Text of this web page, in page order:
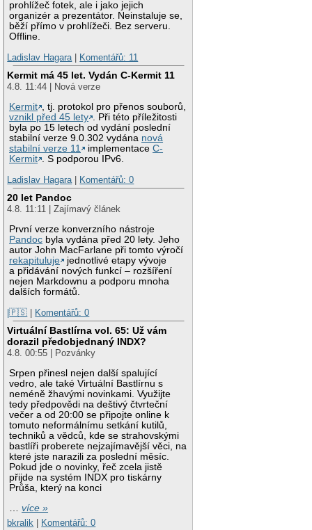
prohlížeč fotek, ale i jako jejich
organizér a prezentátor. Neinstaluje se,
běží přímo v prohlížeči. Bez serveru.
Offline.
Ladislav Hagara | Komentářů: 11
Kermit má 45 let. Vydán C-Kermit 11
4.8. 11:44 | Nová verze
Kermit , tj. protokol pro přenos souborů,
vznikl před 45 lety . Při této příležitosti
byla po 15 letech od vydání poslední
stabilní verze 9.0.302 vydána nová
stabilní verze 11
implementaceC-
Kermit . S podporou IPv6.
Ladislav Hagara | Komentářů: 0
20 let Pandoc
4.8. 11:11 | Zajímavý článek
První verze konverzního nástroje
Pandoc byla vydána před 20 lety. Jeho
autor John MacFarlane při tomto výročí
rekapituluje
jednotlivé etapy vývoje
a přidávání nových funkcí – rozšíření
nejen Markdownu a podporu mnoha
dalších formátů.
|🇵🇸 | Komentářů: 0
Virtuální Bastlírna vol. 65: Už vám
dorazil předobjednaný INDX?
4.8. 00:55 | Pozvánky
Srpen přinesl nejen další spalující
vedro, ale také Virtuální Bastlírnu s
neméně žhavými novinkami. Využijte
tedy předpovědi na deštivý čtvrteční
večer a od 20:00 se připojte online k
tomuto neformálnímu setkání kutilů,
techniků a vědců, kde se strahovskými
bastlíři proberete nejzajímavější věci, na
které jste narazili za poslední měsíc.
Pokud jde o novinky, řeč zcela jistě
přijde na systém INDX pro tiskárny
Průša, který na konci
…více »
bkralik
Komentářů: 0